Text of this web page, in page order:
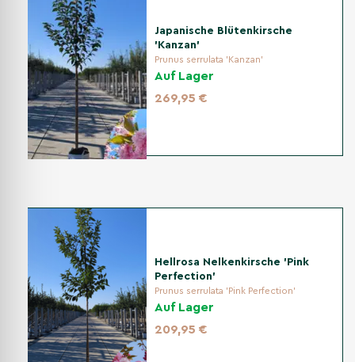
Japanische Blütenkirsche
'Kanzan'
Prunus serrulata 'Kanzan'
Auf Lager
269,95 €
Hellrosa Nelkenkirsche 'Pink
Perfection'
Prunus serrulata 'Pink Perfection'
Auf Lager
209,95 €